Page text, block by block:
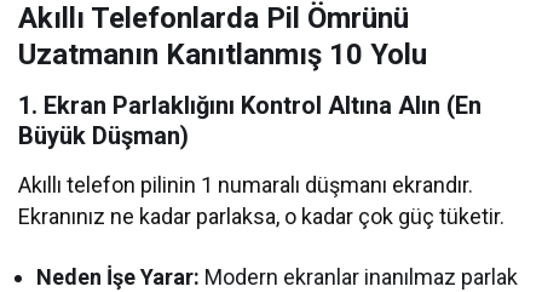
Akıllı Telefonlarda Pil Ömrünü
Uzatmanın Kanıtlanmış 10 Yolu
1. Ekran Parlaklığını Kontrol Altına Alın (En
Büyük Düşman)
Akıllı telefon pilinin 1 numaralı düşmanı ekrandır.
Ekranınız ne kadar parlaksa, o kadar çok güç tüketir.
Neden İşe Yarar: Modern ekranlar inanılmaz parlak